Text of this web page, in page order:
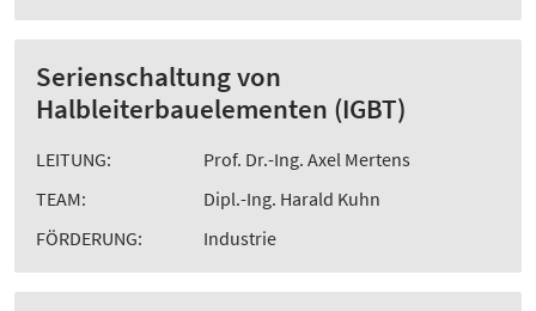
Serienschaltung von
Halbleiterbauelementen (IGBT)
LEITUNG:
Prof. Dr.-Ing. Axel Mertens
TEAM:
Dipl.-Ing. Harald Kuhn
FÖRDERUNG:
Industrie